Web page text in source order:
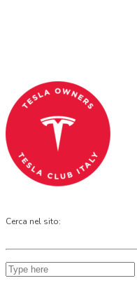
Cerca nel sito: